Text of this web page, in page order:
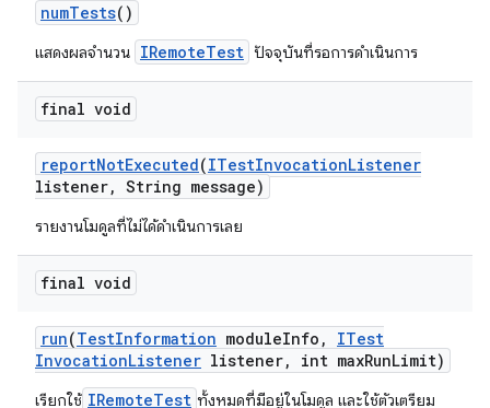
numTests()
แสดงผลจำนวน IRemoteTest ปัจจุบันที่รอการดำเนินการ
final void
reportNotExecuted(ITestInvocationListener
listener, String message)
รายงานโมดูลที่ไม่ได้ดำเนินการเลย
final void
run(TestInformation moduleInfo ,
ITest
InvocationListener listener, int maxRunLimit)
เรียกใช้ IRemoteTest ทั้งหมดที่มีอยู่ในโมดูล และใช้ตัวเตรียม